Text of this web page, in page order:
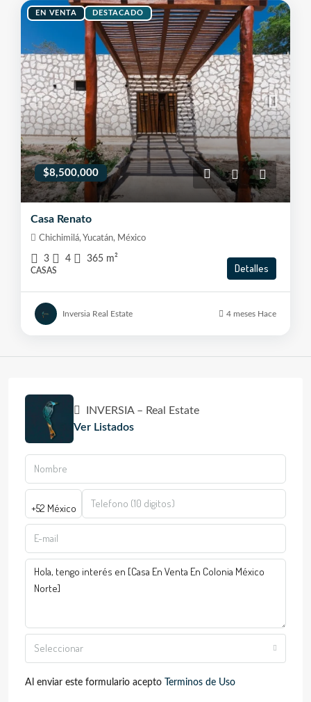
EN VENTA DESTACADO
$8,500,000
Casa Renato
Chichimilá, Yucatán, México
3 4 365 m²
CASAS Detalles
Inversia Real Estate 4 meses Hace
INVERSIA – Real Estate
Ver Listados
Seleccionar
Al enviar este formulario acepto Terminos de Uso